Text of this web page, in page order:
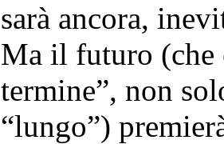
sarà ancora,
Ma il futuro (che
termine”, non
“lungo”)